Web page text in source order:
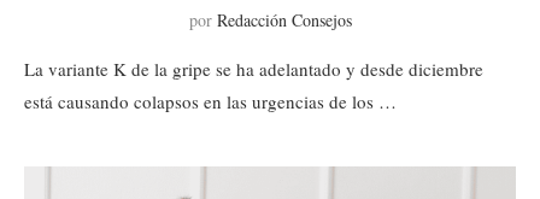
por Redacción Consejos
La variante K de la gripe se ha adelantado y desde diciembre
está causando colapsos en las urgencias de los …